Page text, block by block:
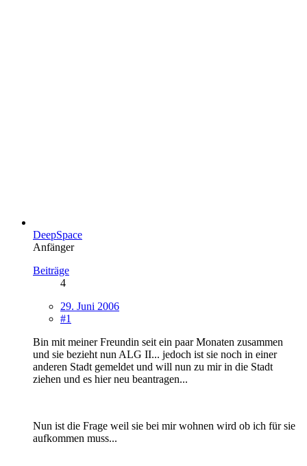
DeepSpace
Anfänger
Beiträge
4
29. Juni 2006
#1
Bin mit meiner Freundin seit ein paar Monaten zusammen
und sie bezieht nun ALG II... jedoch ist sie noch in einer
anderen Stadt gemeldet und will nun zu mir in die Stadt
ziehen und es hier neu beantragen...
Nun ist die Frage weil sie bei mir wohnen wird ob ich für sie
aufkommen muss...